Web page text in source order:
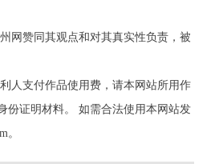
网赞同其观点和对其真实性负责，被
人支付作品使用费，请本网站所用作
份证明材料。 如需合法使用本网站发
。